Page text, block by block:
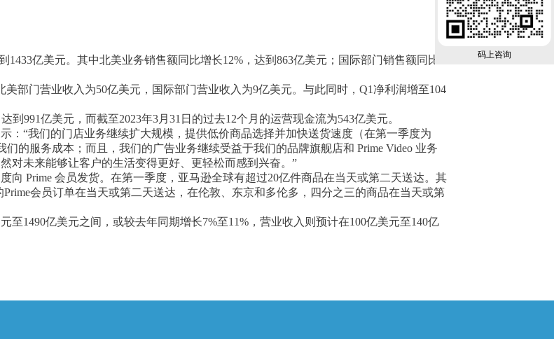
亿美元。其中北美业务销售额同比增长12%，达到863亿美元；国际部门销售额同比
部门营业收入为50亿美元，国际部门营业收入为9亿美元。与此同时，Q1净利润增至104
到991亿美元，而截至2023年3月31日的过去12个月的运营现金流为543亿美元。
：“我们的门店业务继续扩大规模，提供低价商品选择并加快送货速度（在第一季度为
的服务成本；而且，我们的广告业务继续受益于我们的品牌旗舰店和 Prime Video 业务
对未来能够让客户的生活变得更好、更轻松而感到兴奋。”
向 Prime 会员发货。在第一季度，亚马逊全球有超过20亿件商品在当天或第二天送达。其
会员订单在当天或第二天送达，在伦敦、东京和多伦多，四分之三的商品在当天或第
至1490亿美元之间，或较去年同期增长7%至11%，营业收入则预计在100亿美元至140亿
码上咨询